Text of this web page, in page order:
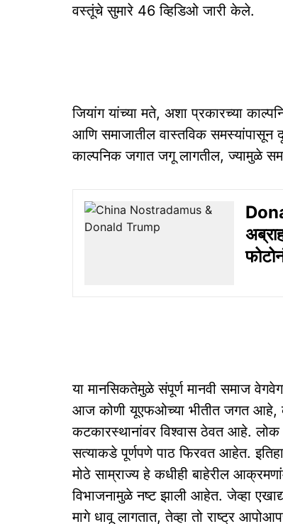
वस्तूंचे सुमारे 46 व्हिडिओ जारी केले.
जियांग यांच्या मते, अशा प्रकारच्या
आणि समाजातील वास्तविक समस्यांपासून
काल्पनिक जगात जगू लागतील, ज्यामुळे
या मानसिकतेमुळे संपूर्ण मानवी समाज
आज कोणी यूएफओच्या भीतीत जगत आहे,
कटकारस्थानांवर विश्वास ठेवत आहे.
सत्याकडे पूर्णपणे पाठ फिरवत आहेत.
मोठे साम्राज्य हे कधीही बाहेरील
विभाजनामुळे नष्ट झाली आहेत. जेव्हा
मागे धावू लागतात, तेव्हा तो राष्ट्र